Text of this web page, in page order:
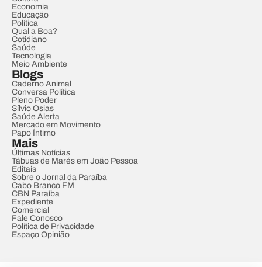
Economia
Educação
Política
Qual a Boa?
Cotidiano
Saúde
Tecnologia
Meio Ambiente
Blogs
Caderno Animal
Conversa Política
Pleno Poder
Sílvio Osias
Saúde Alerta
Mercado em Movimento
Papo Íntimo
Mais
Últimas Notícias
Tábuas de Marés em João Pessoa
Editais
Sobre o Jornal da Paraíba
Cabo Branco FM
CBN Paraíba
Expediente
Comercial
Fale Conosco
Política de Privacidade
Espaço Opinião